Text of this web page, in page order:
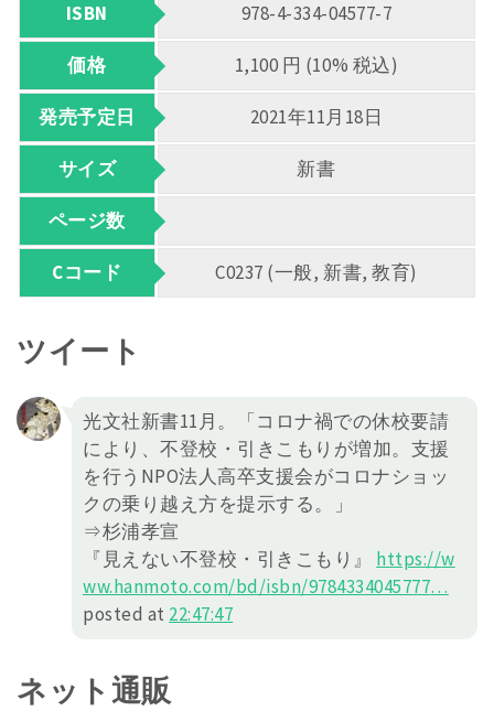
ISBN 978-4-334-04577-7
価格 1,100 円 (10% 税込)
発売予定日 2021年11月18日
サイズ 新書
ページ数
Cコード C0237 (一般, 新書, 教育)
ツイート
光文社新書11月。「コロナ禍での休校要請
により、不登校・引きこもりが増加。支援
を行うNPO法人高卒支援会がコロナショッ
クの乗り越え方を提示する。」
⇒杉浦孝宣
『見えない不登校・引きこもり』 https://w
ww.hanmoto.com/bd/isbn/9784334045777…
posted at 22:47:47
ネット通販